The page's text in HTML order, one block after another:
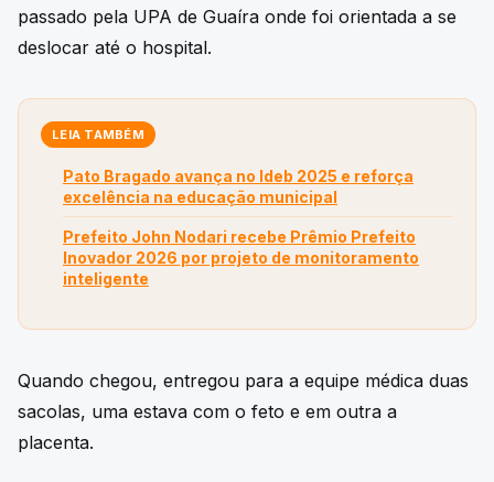
passado pela UPA de Guaíra onde foi orientada a se
deslocar até o hospital.
LEIA TAMBÉM
Pato Bragado avança no Ideb 2025 e reforça
excelência na educação municipal
Prefeito John Nodari recebe Prêmio Prefeito
Inovador 2026 por projeto de monitoramento
inteligente
Quando chegou, entregou para a equipe médica duas
sacolas, uma estava com o feto e em outra a
placenta.